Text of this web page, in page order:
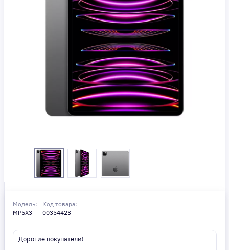
Модель:
MP5X3
Код товара:
00354423
Дорогие покупатели!